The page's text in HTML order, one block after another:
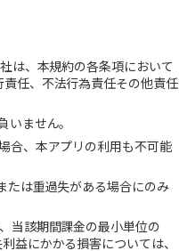
は、本規約の各条項において
任、不法行為責任その他責任
ません。
合、本アプリの利用も不可能
たは重過失がある場合にのみ
当該期間課金の最小単位の
益にかかる損害については、